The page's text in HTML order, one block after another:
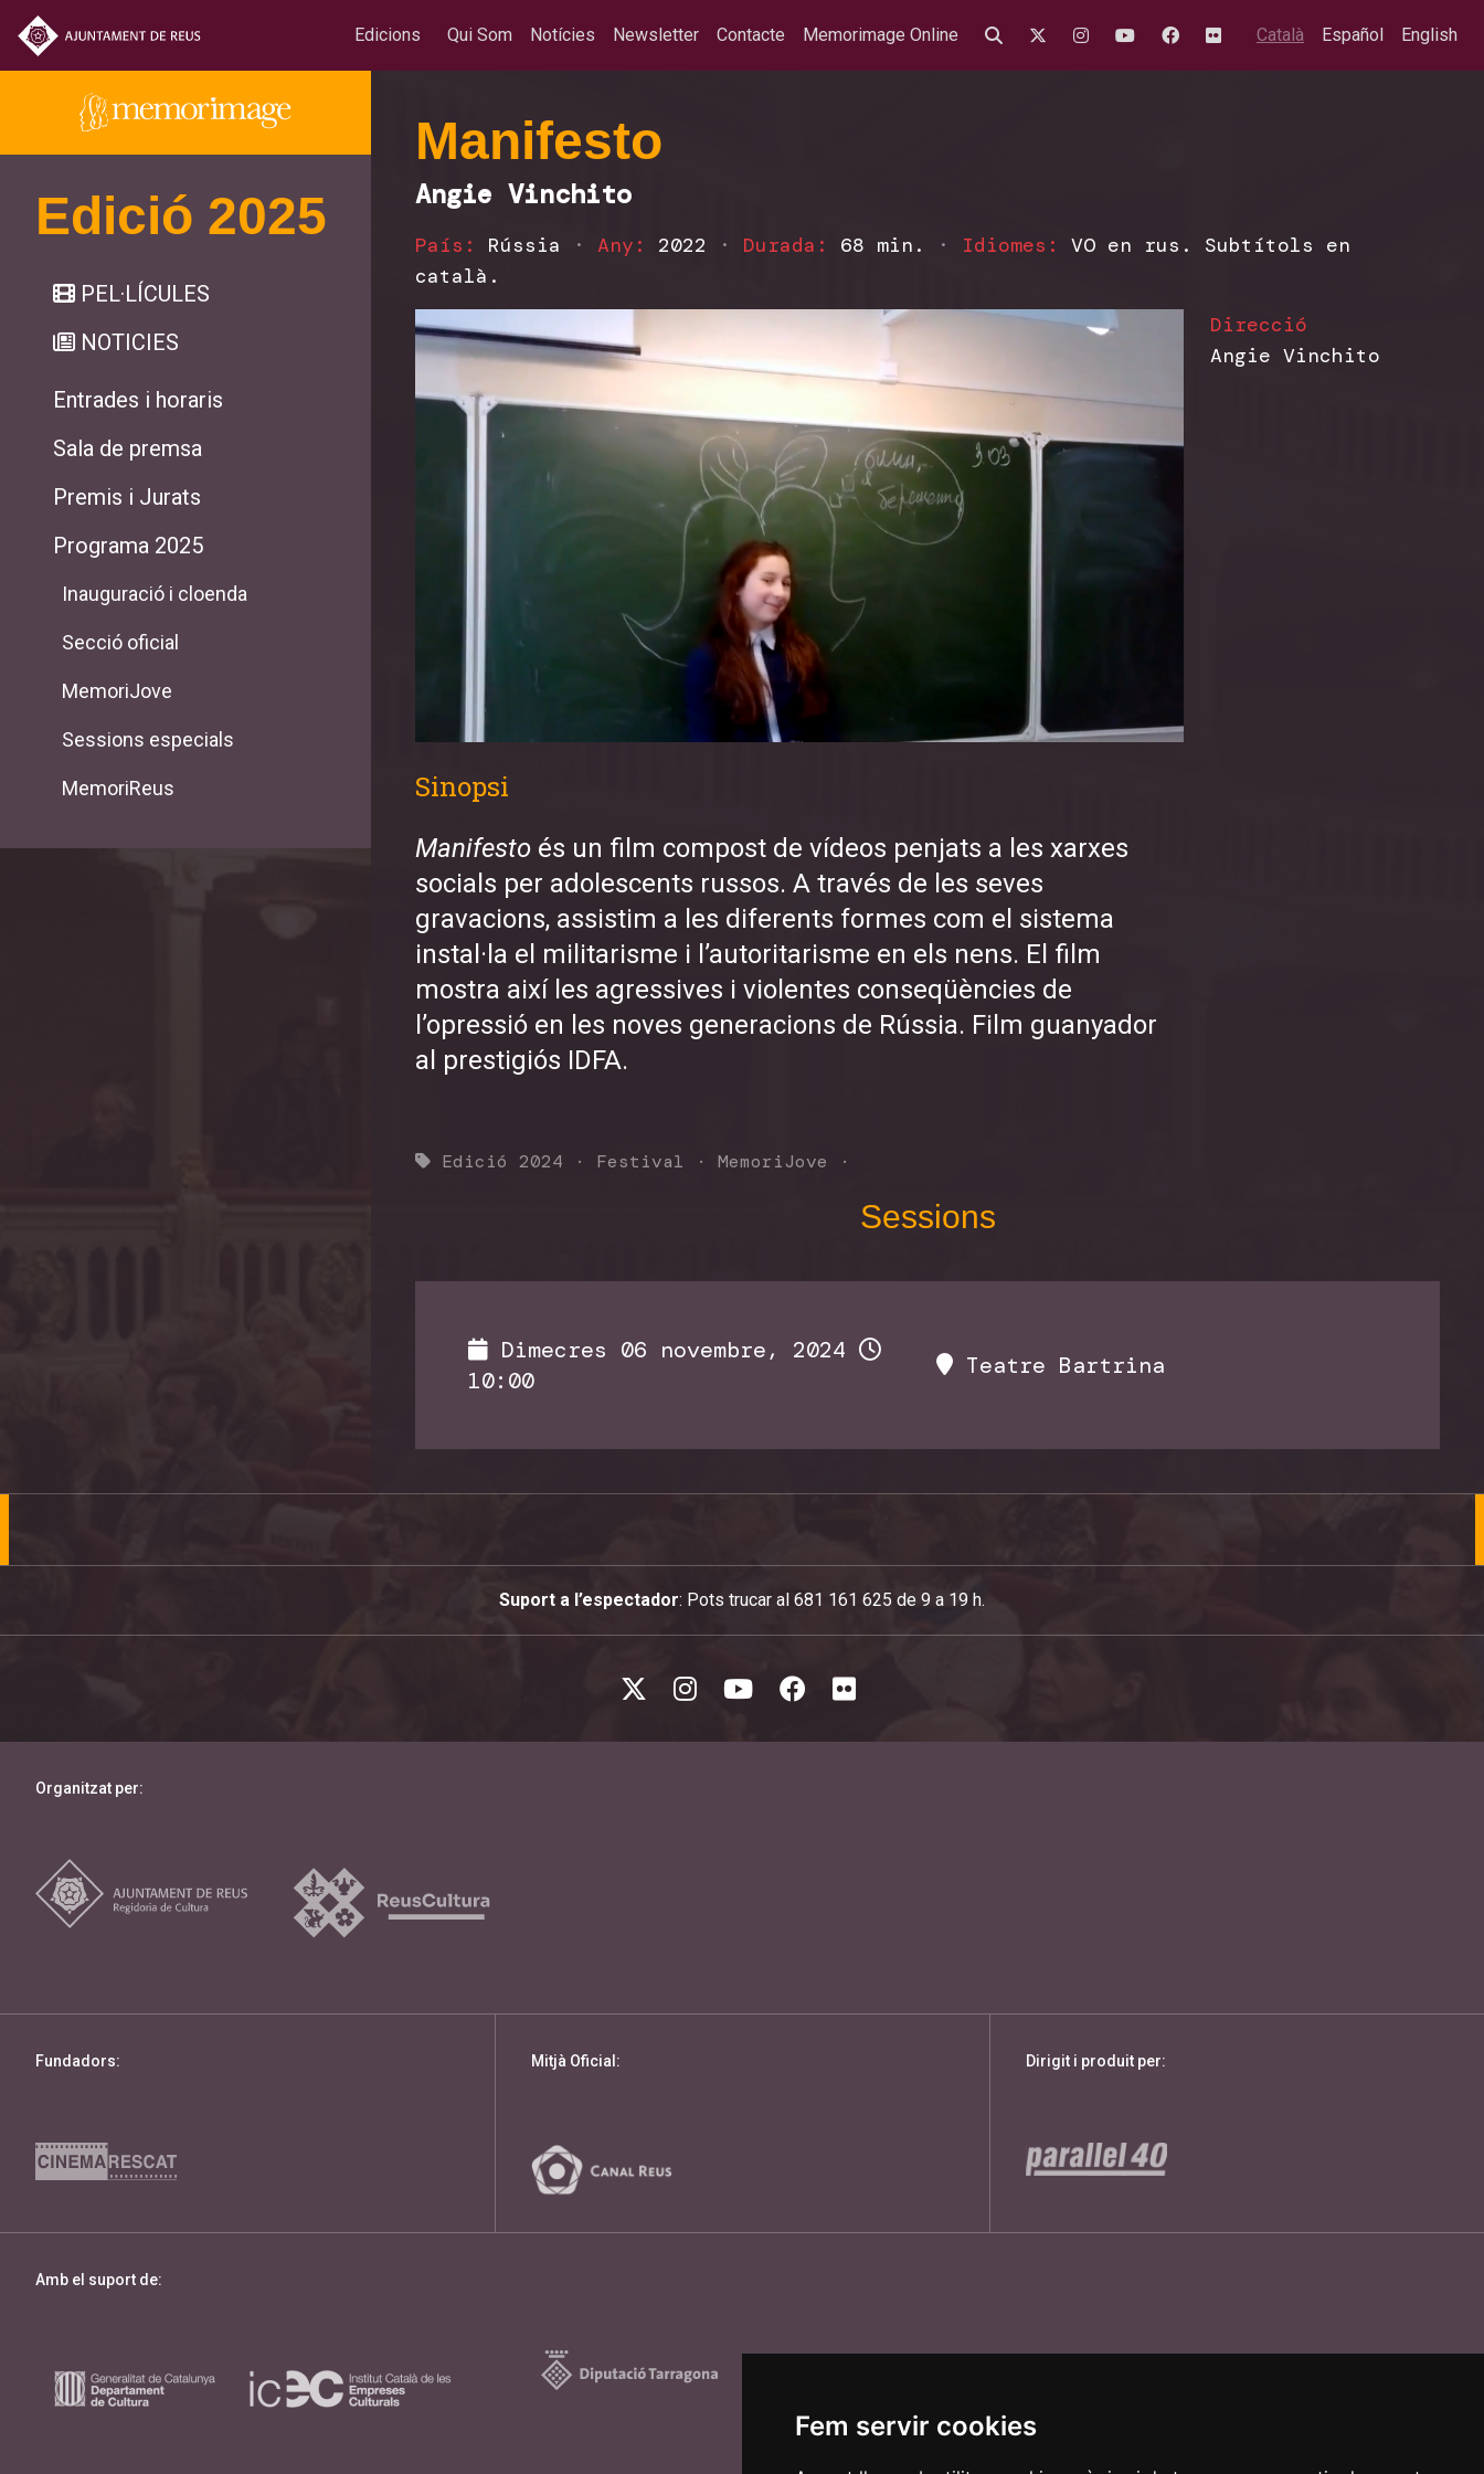
Fem servir cookies
Edicions Qui Som Notícies Newsletter Contacte Memorimage Online Català Español English
Edició 2025
PEL·LÍCULES
NOTICIES
Entrades i horaris
Sala de premsa
Premis i Jurats
Programa 2025
Inauguració i cloenda
Secció oficial
MemoriJove
Sessions especials
MemoriReus
Manifesto
Angie Vinchito
País: Rússia · Any: 2022 · Durada: 68 min. · Idiomes:
VO en rus. Subtítols en
català.
Sinopsi
Manifesto és un film compost de vídeos penjats a les xarxes
socials per adolescents russos. A través de les seves
gravacions, assistim a les diferents formes com el sistema
instal·la el militarisme i l’autoritarisme en els nens. El film
mostra així les agressives i violentes conseqüències de
l’opressió en les noves generacions de Rússia. Film guanyador
al prestigiós IDFA.
Edició 2024 · Festival · MemoriJove ·
Direcció
Angie Vinchito
Sessions
Dimecres 06 novembre, 2024
10:00
Teatre Bartrina
Suport a l’espectador: Pots trucar al 681 161 625 de 9 a 19 h.
Organitzat per:
Fundadors: Mitjà Oficial: Dirigit i produit per:
Amb el suport de: